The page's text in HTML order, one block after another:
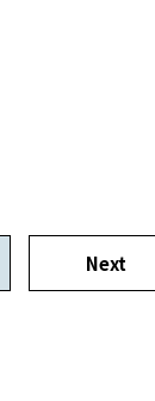
Next